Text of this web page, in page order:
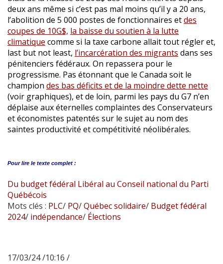
deux ans même si c’est pas mal moins qu’il y a 20 ans,
l’abolition de 5 000 postes de fonctionnaires etdes
coupes de 10G$, la baisse du soutien à la lutte
climatique comme si la taxe carbone allait tout régler et,
last but not least, l’incarcération des migrants dans ses
pénitenciers fédéraux. On repassera pour le
progressisme. Pas étonnant que le Canada soit le
champion des bas déficits et de la moindre dette nette
(voir graphiques), et de loin, parmi les pays du G7 n’en
déplaise aux éternelles complaintes des Conservateurs
et économistes patentés sur le sujet au nom des
saintes productivité et compétitivité néolibérales.
Pour lire le texte complet :
Du budget fédéral Libéral au Conseil national du Parti
Québécois
Mots clés : PLC/ PQ/Québec solidaire/ Budget fédéral
2024/ indépendance/ Élections
17/03/24 /10:16 /